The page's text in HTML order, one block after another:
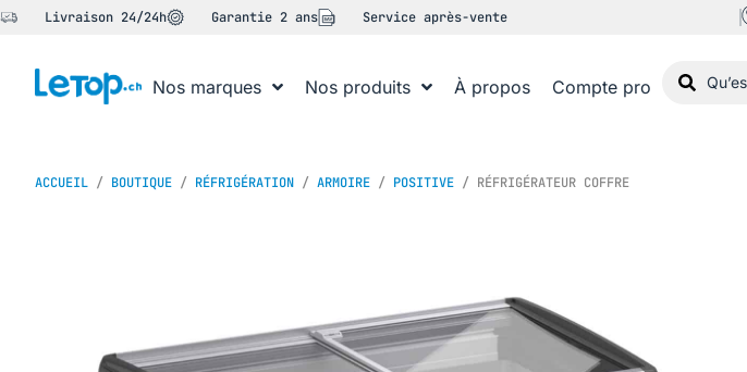
Livraison 24/24h Garantie 2 ans Service après-vente
Nos marques Nos produits À propos Compte pro
ACCUEIL / BOUTIQUE / RÉFRIGÉRATION / ARMOIRE / POSITIVE / RÉFRIGÉRATEUR COFFRE